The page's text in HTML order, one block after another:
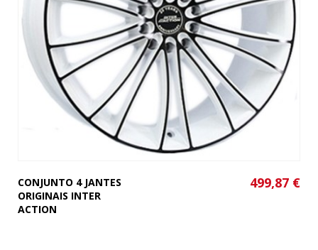
CONJUNTO 4 JANTES
ORIGINAIS INTER
ACTION
499,87 €